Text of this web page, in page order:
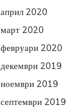
април 2020
март 2020
февруари 2020
декември 2019
ноември 2019
септември 2019